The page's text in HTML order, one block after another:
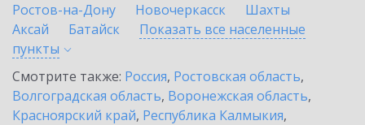
Ростов-на-Дону
Новочеркасск
Шахты
Аксай
Батайск
Показать все населенные
пункты
Смотрите также: Россия, Ростовская область,
Волгоградская область, Воронежская область,
Красноярский край, Республика Калмыкия,